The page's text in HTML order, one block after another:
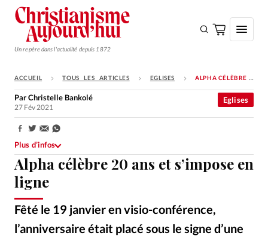
Un repère dans l'actualité depuis 1872
S'ABONNER
Monde
Eglises
Opinions
Tous les articles
Faire un don
Emploi
ACCUEIL TOUS LES ARTICLES EGLISES ALPHA CÉLÈBRE 20 ANS ET S’IMPOSE EN LIGNE
Alpha célèbre 20 ans et s’impose en
ligne
Fêté le 19 janvier en visio-conférence,
l’anniversaire était placé sous le signe d’une
Eglises
ParChristelle Bankolé
27 Fév 2021
Partager:
Plus d’infos